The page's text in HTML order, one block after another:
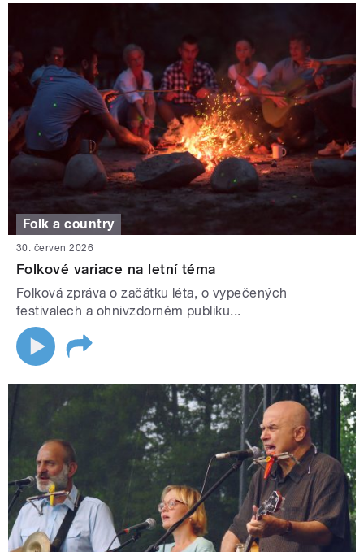
Folk a country
30. červen 2026
Folkové variace na letní téma
Folková zpráva o začátku léta, o vypečených
festivalech a ohnivzdorném publiku...